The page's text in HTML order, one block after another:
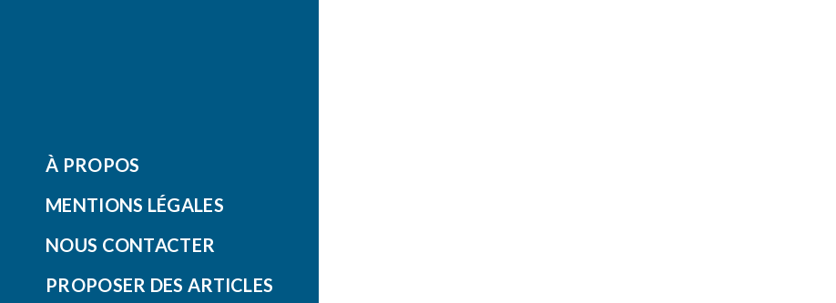
À PROPOS
MENTIONS LÉGALES
NOUS CONTACTER
PROPOSER DES ARTICLES